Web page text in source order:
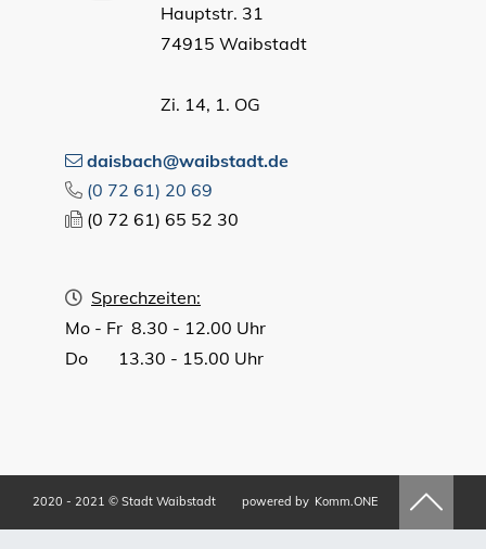
Hauptstr. 31
74915 Waibstadt
Zi. 14, 1. OG
daisbach@waibstadt.de
(0 72 61) 20 69
(0 72 61) 65 52 30
Sprechzeiten:
Mo - Fr 8.30 - 12.00 Uhr
Do 13.30 - 15.00 Uhr
2020 - 2021 © Stadt Waibstadt powered by Komm.ONE